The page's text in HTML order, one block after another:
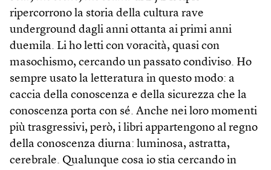
ripercorrono la storia della cultura rave
underground dagli anni ottanta ai primi anni
duemila. Li ho letti con voracità, quasi con
masochismo, cercando un passato condiviso. Ho
sempre usato la letteratura in questo modo: a
caccia della conoscenza e della sicurezza che la
conoscenza porta con sé. Anche nei loro momenti
più trasgressivi, però, i libri appartengono al regno
della conoscenza diurna: luminosa, astratta,
cerebrale. Qualunque cosa io stia cercando in